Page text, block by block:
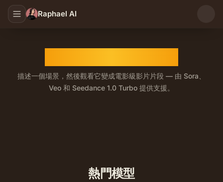
Raphael AI
描述一個場景，然後觀看它變成電影級影片片段 — 由 Sora、
Veo 和 Seedance 1.0 Turbo 提供支援。
熱門模型